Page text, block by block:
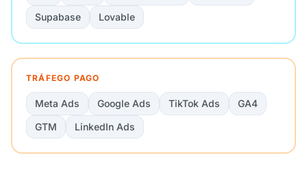
Supabase
Lovable
TRÁFEGO PAGO
Meta Ads Google Ads TikTok Ads
GA4
GTM
LinkedIn Ads